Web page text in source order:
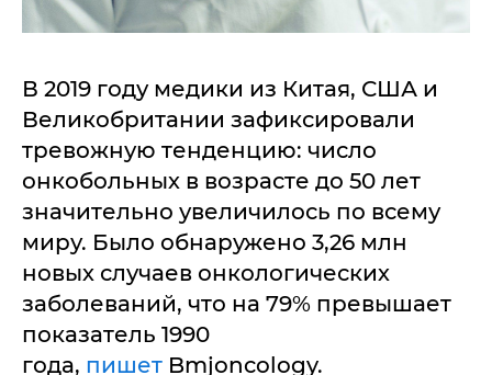
В 2019 году медики из Китая, США и
Великобритании зафиксировали
тревожную тенденцию: число
онкобольных в возрасте до 50 лет
значительно увеличилось по всему
миру. Было обнаружено 3,26 млн
новых случаев онкологических
заболеваний, что на 79% превышает
показатель 1990
года, пишет Bmjoncology.